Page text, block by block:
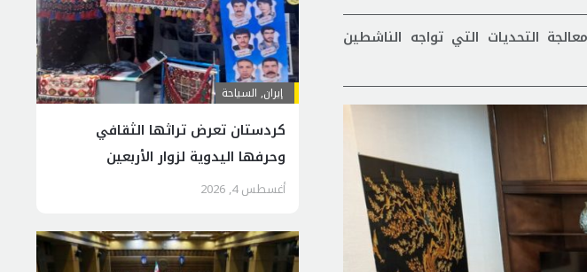
التحديات التي تواجه الناشطين
إيران, السياحة
كردستان تعرض تراثها الثقافي
وحرفها اليدوية لزوار الأربعين
أغسطس 4, 2026